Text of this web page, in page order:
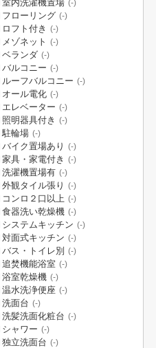
室内洗濯機置場 (-)
フローリング (-)
ロフト付き (-)
メゾネット (-)
ベランダ (-)
バルコニー (-)
ルーフバルコニー (-)
オール電化 (-)
エレベーター (-)
照明器具付き (-)
駐輪場 (-)
バイク置場あり (-)
家具・家電付き (-)
洗濯機置場有 (-)
外観タイル張り (-)
コンロ２口以上 (-)
食器洗い乾燥機 (-)
システムキッチン (-)
対面式キッチン (-)
バス・トイレ別 (-)
追焚機能浴室 (-)
浴室乾燥機 (-)
温水洗浄便座 (-)
洗面台 (-)
洗髪洗面化粧台 (-)
シャワー (-)
独立洗面台 (-)